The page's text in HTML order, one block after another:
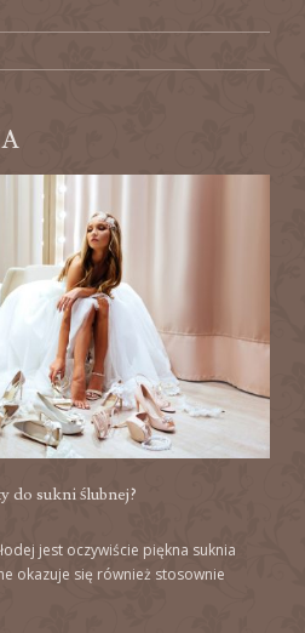
do sukni ślubnej?
jest oczywiście piękna suknia
okazuje się również stosownie